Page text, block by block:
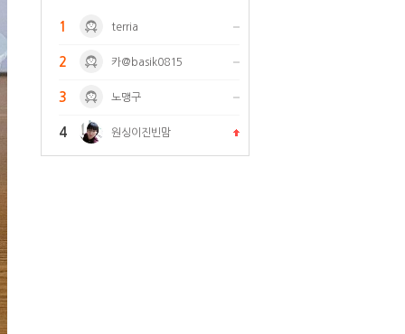
1 terria
2 카@basik0815
3 노맹구
4 원싱이진빈맘